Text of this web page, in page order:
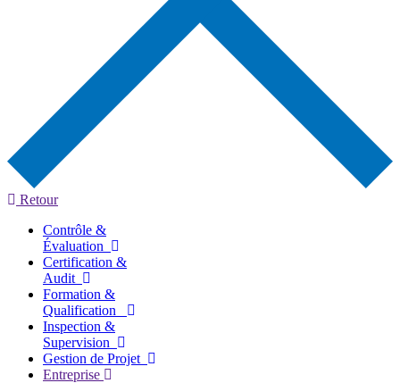
Retour
Contrôle &
Évaluation
Certification &
Audit
Formation &
Qualification
Inspection &
Supervision
Gestion de Projet
Entreprise